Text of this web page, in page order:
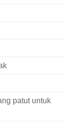
patut untuk